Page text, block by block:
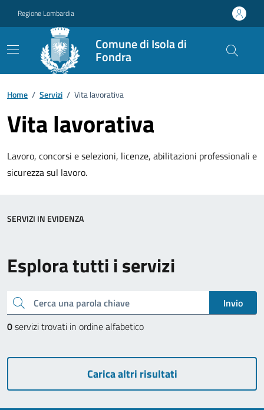
Regione Lombardia
Comune di Isola di
Fondra
Home / Servizi / Vita lavorativa
Vita lavorativa
Lavoro, concorsi e selezioni, licenze, abilitazioni professionali e
sicurezza sul lavoro.
Esplora tutti i servizi
Cerca una parola chiave
Invio
0servizi trovati in ordine alfabetico
Carica altri risultati
SERVIZI IN EVIDENZA